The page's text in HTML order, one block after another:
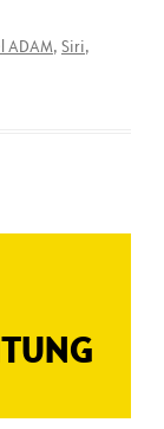
ADAM, Siri,